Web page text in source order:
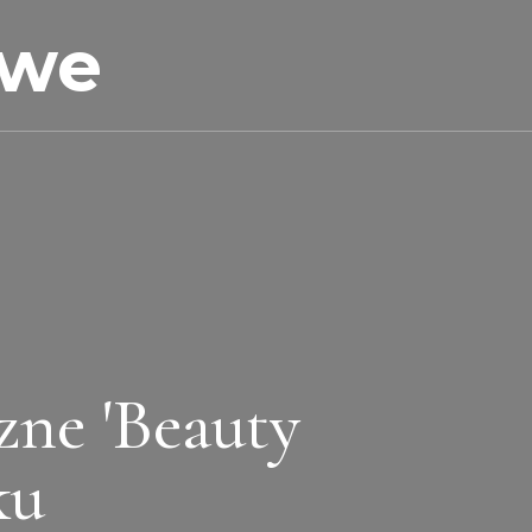
'Beauty